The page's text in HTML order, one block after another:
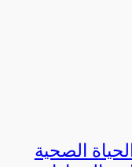
الصحية